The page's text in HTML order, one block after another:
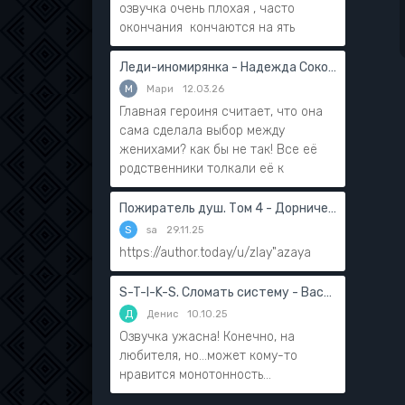
озвучка очень плохая , часто
окончания кончаются на ять
Леди-иномирянка - Надежда Соколова
М Мари 12.03.26
Главная героиня считает, что она
сама сделала выбор между
женихами? как бы не так! Все её
родственники толкали её к
Пожиратель душ. Том 4 - Дорничев Дмитрий
S sa 29.11.25
https://author.today/u/zlay"azaya
S-T-I-K-S. Сломать систему - Василий Мушинский
Д Денис 10.10.25
Озвучка ужасна! Конечно, на
любителя, но...может кому-то
нравится монотонность...